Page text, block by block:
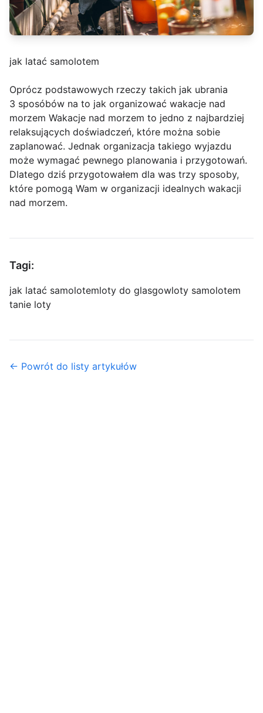
jak latać samolotem
Oprócz podstawowych rzeczy takich jak ubrania
3 sposóbów na to jak organizować wakacje nad
morzem Wakacje nad morzem to jedno z najbardziej
relaksujących doświadczeń, które można sobie
zaplanować. Jednak organizacja takiego wyjazdu
może wymagać pewnego planowania i przygotowań.
Dlatego dziś przygotowałem dla was trzy sposoby,
które pomogą Wam w organizacji idealnych wakacji
nad morzem.
Tagi:
jak latać samolotemloty do glasgowloty samolotem
tanie loty
← Powrót do listy artykułów